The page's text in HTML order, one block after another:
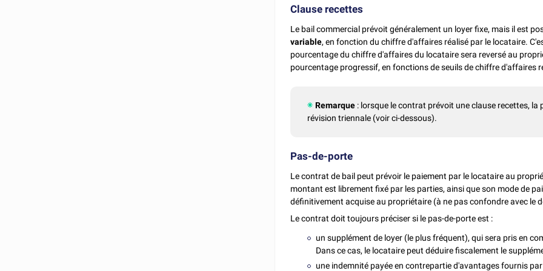
Clause recettes
Le bail commercial prévoit généralement un loyer fixe, mais il est
variable, en fonction du chiffre d'affaires réalisé par le locataire.
pourcentage du chiffre d'affaires du locataire sera reversé au
pourcentage progressif, en fonctions de seuils de chiffre d'affaires
Remarque : lorsque le contrat prévoit une clause recettes,
révision triennale (voir ci-dessous).
Pas-de-porte
Le contrat de bail peut prévoir le paiement par le locataire au
montant est librement fixé par les parties, ainsi que son mode de
définitivement acquise au propriétaire (à ne pas confondre avec le
Le contrat doit toujours préciser si le pas-de-porte est :
un supplément de loyer (le plus fréquent), qui sera pris en
Dans ce cas, le locataire peut déduire fiscalement le
une indemnité payée en contrepartie d'avantages fournis